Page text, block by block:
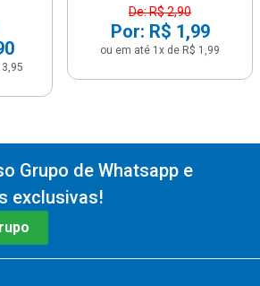
De: R$ 2,90
Por: R$ 1,99
ou em até 1x de R$ 1,99
Grupo de Whatsapp e
exclusivas!